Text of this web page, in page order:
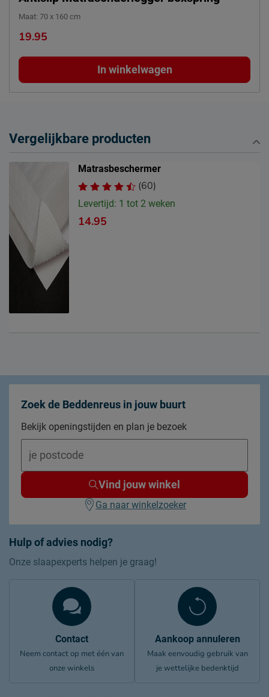
Locatie
Edisonstraat 98, 7006 RE,
Emailadres
Maat: 70 x 160 cm
19.95
In winkelwagen
Vergelijkbare producten
Matrasbeschermer
(60)
Levertijd: 1 tot 2 weken
14.95
Hulp of advies nodig?
Onze slaapexperts helpen je graag!
Contact
Neem contact op met één van
onze winkels
Aankoop annuleren
Maak eenvoudig gebruik van
je wettelijke bedenktijd
Zoek de Beddenreus in jouw buurt
Bekijk openingstijden en plan je bezoek
Vind jouw winkel
Ga naar winkelzoeker